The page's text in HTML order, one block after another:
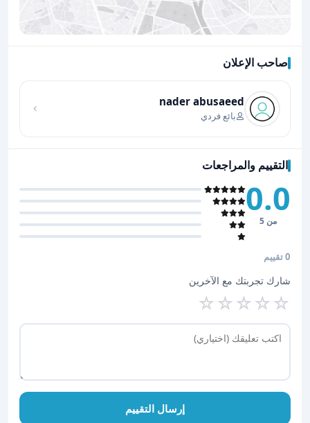
صاحب الإعلان
nader abusaeed
بائع فردي
التقييم والمراجعات
0.0
من 5
0 تقييم
شارك تجربتك مع الآخرين
☆
☆
☆
☆
☆
إرسال التقييم